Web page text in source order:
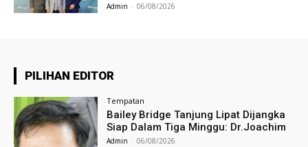
Admin - 06/08/2026
PILIHAN EDITOR
Tempatan
Bailey Bridge Tanjung Lipat Dijangka
Siap Dalam Tiga Minggu: Dr.Joachim
Admin - 06/08/2026